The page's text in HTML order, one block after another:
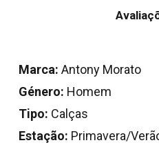
Marca: Antony Morato
Género: Homem
Tipo: Calças
Estação: Primavera/